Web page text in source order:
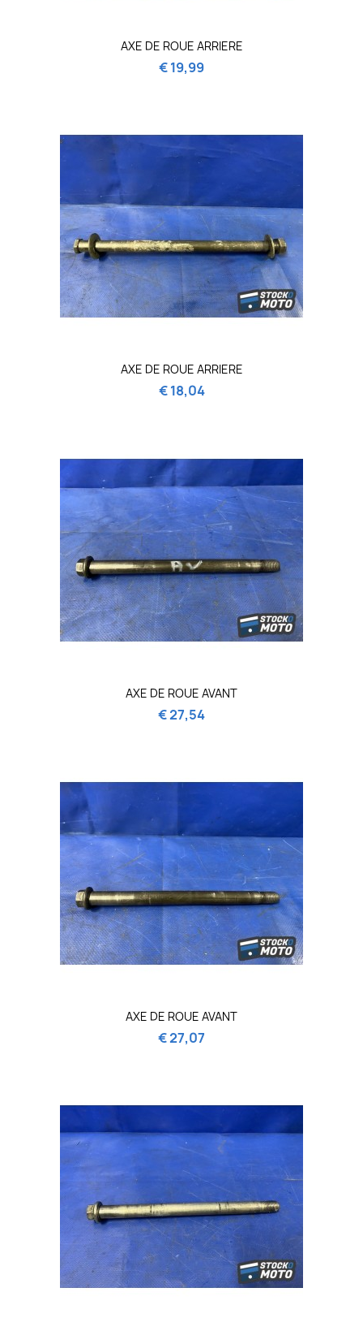
AXE DE ROUE ARRIERE
€ 19,99
AXE DE ROUE ARRIERE
€ 18,04
AXE DE ROUE AVANT
€ 27,54
AXE DE ROUE AVANT
€ 27,07